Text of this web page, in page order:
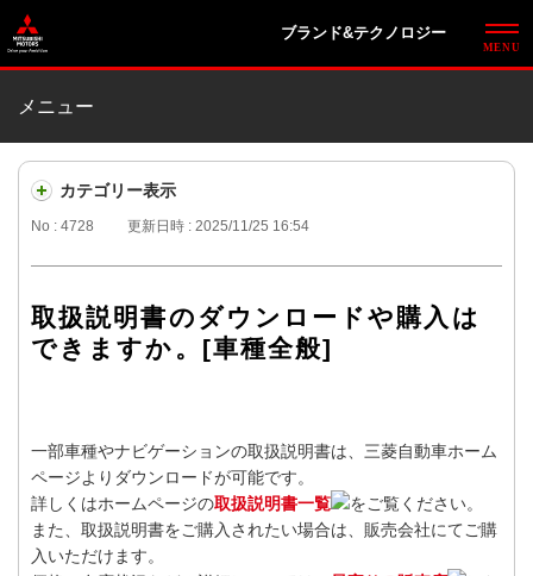
ブランド&テクノロジー
メニュー
カテゴリー表示
No : 4728 更新日時 : 2025/11/25 16:54
取扱説明書のダウンロードや購入は
できますか。[車種全般]
一部車種やナビゲーションの取扱説明書は、三菱自動車ホーム
ページよりダウンロードが可能です。
詳しくはホームページの取扱説明書一覧
をご覧ください。
また、取扱説明書をご購入されたい場合は、販売会社にてご購
入いただけます。